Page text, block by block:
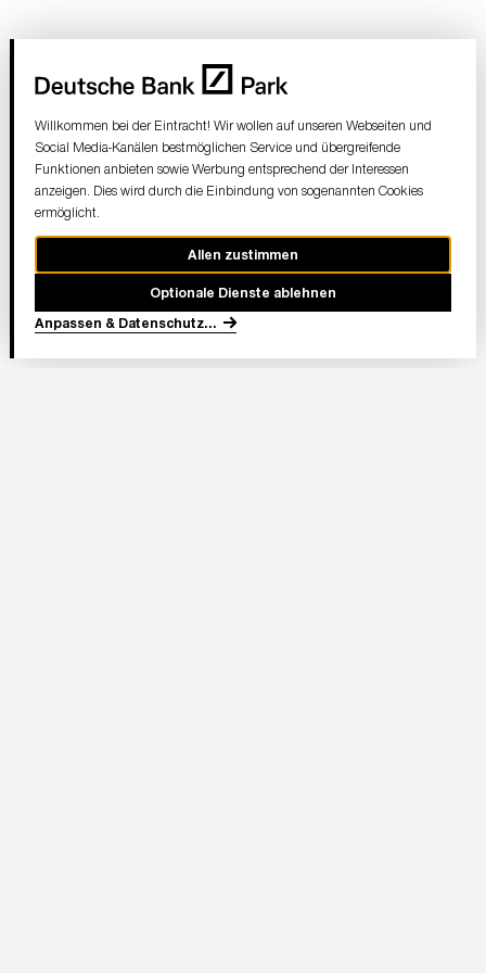
Willkommen bei der Eintracht! Wir wollen auf unseren Webseiten und
Social Media-Kanälen bestmöglichen Service und übergreifende
Funktionen anbieten sowie Werbung entsprechend der Interessen
anzeigen. Dies wird durch die Einbindung von sogenannten Cookies
ermöglicht.
Allen zustimmen
Optionale Dienste ablehnen
Anpassen & Datenschutz...